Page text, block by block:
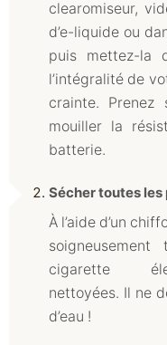
clearomiseur,
d’e-liquide ou
puis mettez-la
l’intégralité de
crainte.
mouiller la
batterie.
Sécher toutes
À l’aide d’un
cigarette
nettoyées. Il ne
d’eau !